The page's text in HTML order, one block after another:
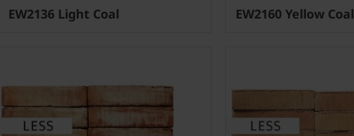
EW2136 Light Coal EW2160 Yellow Coal